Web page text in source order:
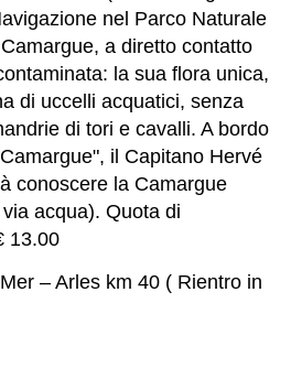
nel Parco Naturale
a diretto contatto
la sua flora unica,
di uccelli acquatici, senza
di tori e cavalli. A bordo
il Capitano Hervé
conoscere la Camargue
acqua). Quota di
13.00
– Arles km 40 ( Rientro in